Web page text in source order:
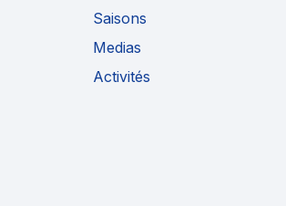
Saisons
Medias
Activités